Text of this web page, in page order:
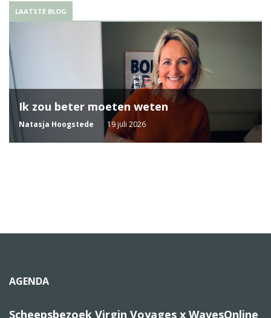
LAATSTE BLOG
Ik zou beter moeten weten
Natasja Hoogstede 19 juli 2026
AGENDA
Scheepsbezoek Virgin Voyages x WavesOnline